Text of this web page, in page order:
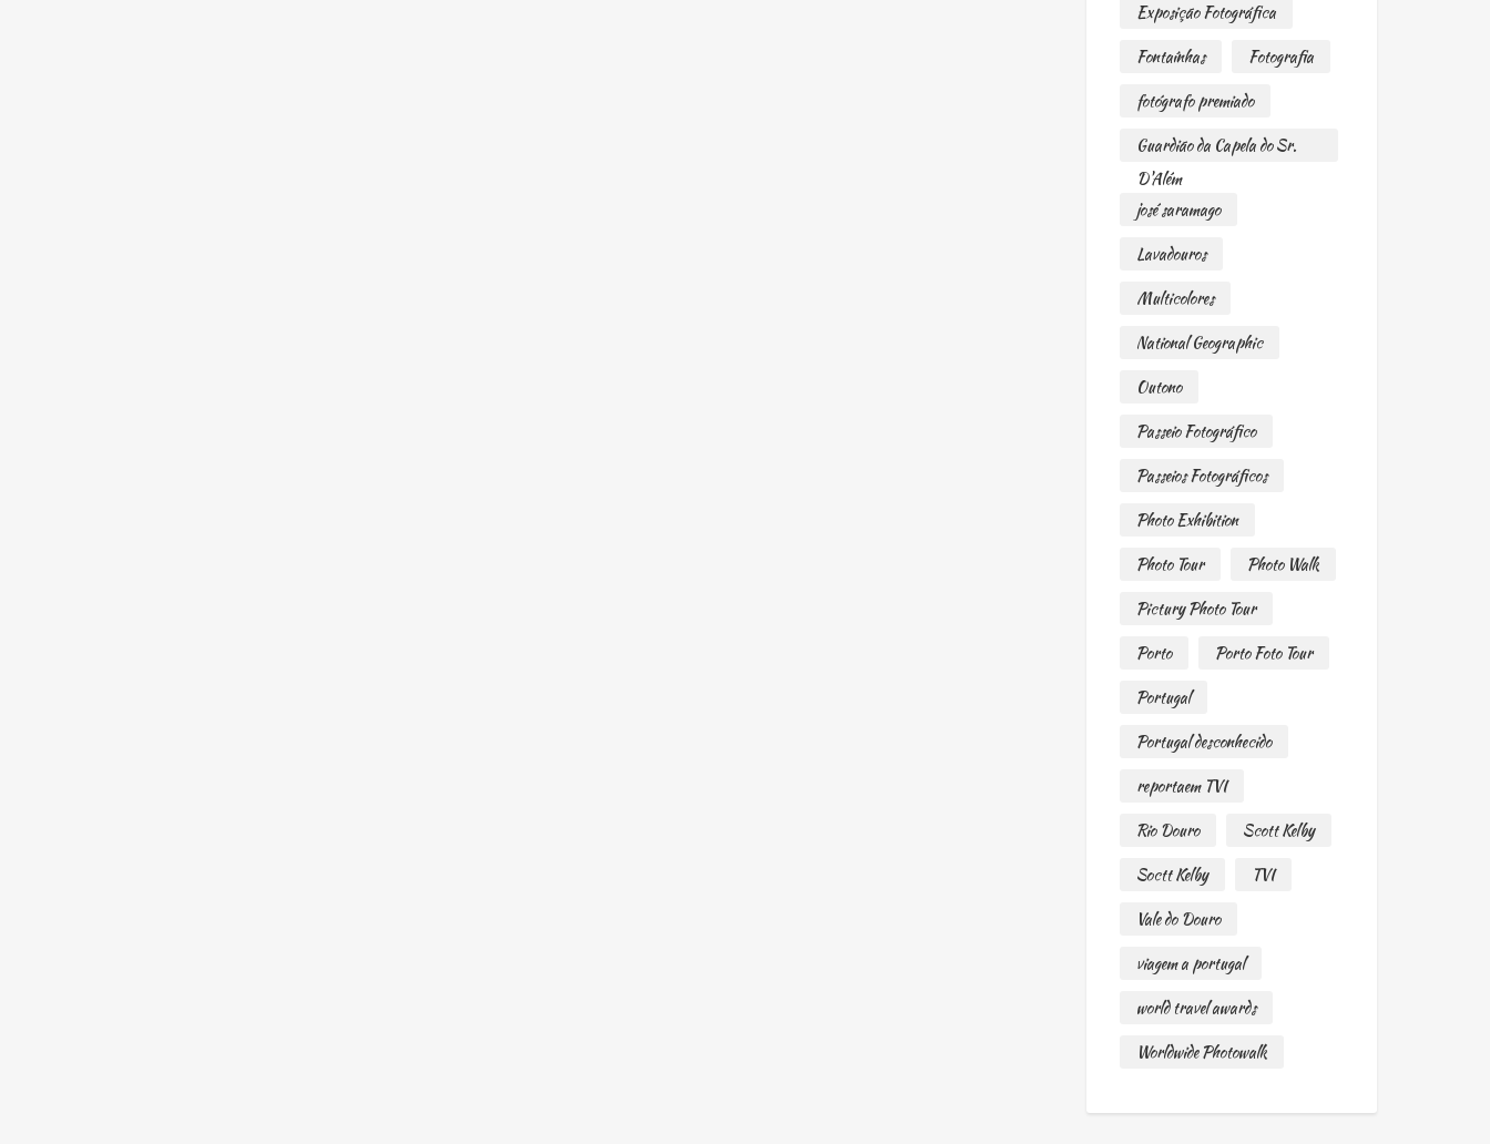
Exposição Fotográfica
Fontaínhas
Fotografia
fotógrafo premiado
Guardião da Capela do Sr.
D'Além
josé saramago
Lavadouros
Multicolores
National Geographic
Outono
Passeio Fotográfico
Passeios Fotográficos
Photo Exhibition
Photo Tour
Photo Walk
Pictury Photo Tour
Porto
Porto Foto Tour
Portugal
Portugal desconhecido
reportaem TVI
Rio Douro
Scott Kelby
Soctt Kelby
TVI
Vale do Douro
viagem a portugal
world travel awards
Worldwide Photowalk